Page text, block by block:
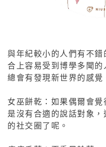
與年紀較小的人們有不
合上容易受到博學多聞
總會有發現新世界的感覺
女巫餅乾：如果偶爾會
是沒有合適的說話對象
的社交圈了呢。